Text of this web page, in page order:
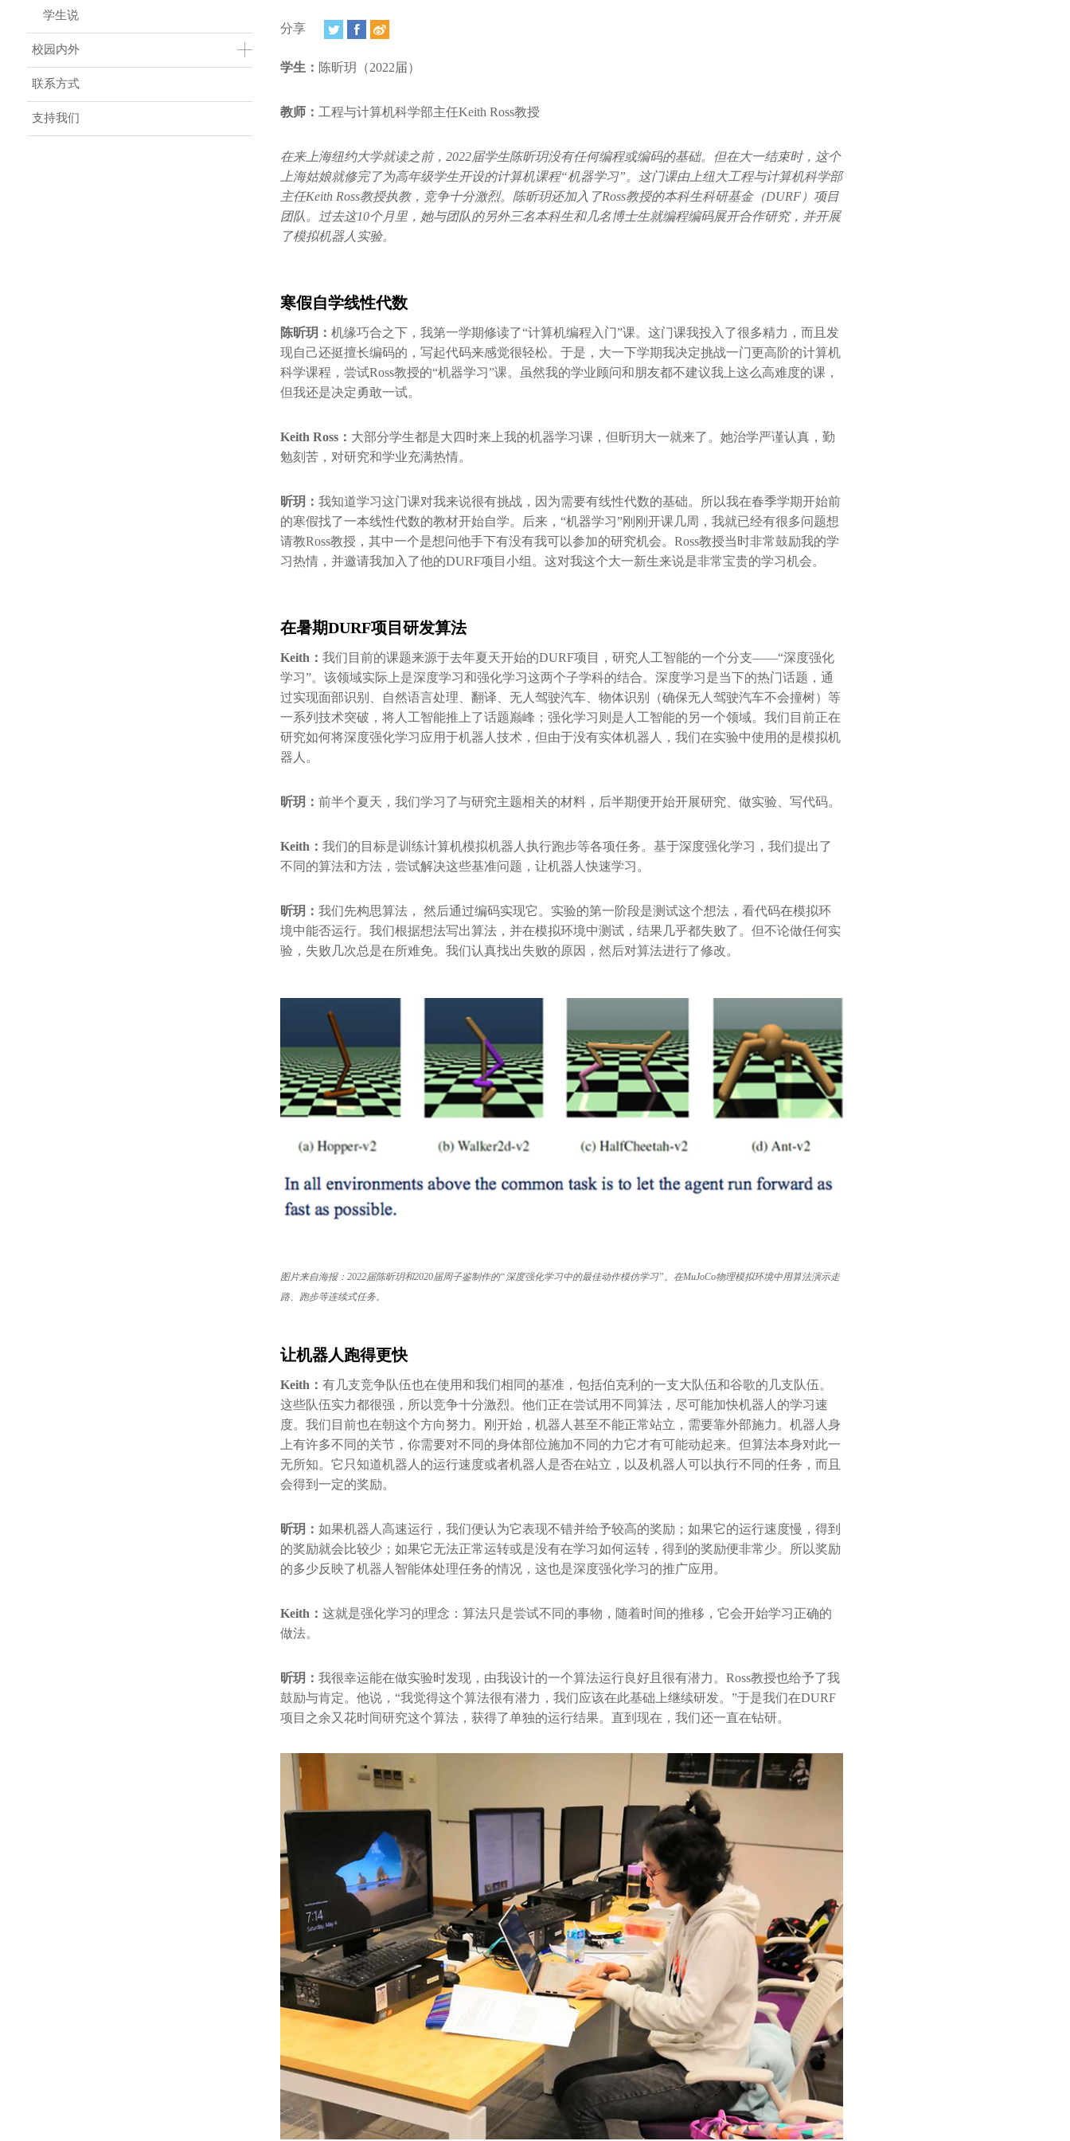
学生说
校园内外
联系方式
支持我们
分享
学生： 陈昕玥（2022届）
教师： 工程与计算机科学部主任Keith Ross教授
在来上海纽约大学就读之前，2022届学生陈昕玥没有任何编程或编码的基础。但在大一结束时，这个
上海姑娘就修完了为高年级学生开设的计算机课程“机器学习”。这门课由上纽大工程与计算机科学部
主任Keith Ross教授执教，竞争十分激烈。陈昕玥还加入了Ross教授的本科生科研基金（DURF）项目
团队。过去这10个月里，她与团队的另外三名本科生和几名博士生就编程编码展开合作研究，并开展
了模拟机器人实验。
寒假自学线性代数
陈昕玥： 机缘巧合之下，我第一学期修读了“计算机编程入门”课。这门课我投入了很多精力，而且发
现自己还挺擅长编码的，写起代码来感觉很轻松。于是，大一下学期我决定挑战一门更高阶的计算机
科学课程，尝试Ross教授的“机器学习”课。虽然我的学业顾问和朋友都不建议我上这么高难度的课，
但我还是决定勇敢一试。
Keith Ross： 大部分学生都是大四时来上我的机器学习课，但昕玥大一就来了。她治学严谨认真，勤
勉刻苦，对研究和学业充满热情。
昕玥： 我知道学习这门课对我来说很有挑战，因为需要有线性代数的基础。所以我在春季学期开始前
的寒假找了一本线性代数的教材开始自学。后来，“机器学习”刚刚开课几周，我就已经有很多问题想
请教Ross教授，其中一个是想问他手下有没有我可以参加的研究机会。Ross教授当时非常鼓励我的学
习热情，并邀请我加入了他的DURF项目小组。这对我这个大一新生来说是非常宝贵的学习机会。
在暑期DURF项目研发算法
Keith： 我们目前的课题来源于去年夏天开始的DURF项目，研究人工智能的一个分支——“深度强化
学习”。该领域实际上是深度学习和强化学习这两个子学科的结合。深度学习是当下的热门话题，通
过实现面部识别、自然语言处理、翻译、无人驾驶汽车、物体识别（确保无人驾驶汽车不会撞树）等
一系列技术突破，将人工智能推上了话题巅峰；强化学习则是人工智能的另一个领域。我们目前正在
研究如何将深度强化学习应用于机器人技术，但由于没有实体机器人，我们在实验中使用的是模拟机
器人。
昕玥： 前半个夏天，我们学习了与研究主题相关的材料，后半期便开始开展研究、做实验、写代码。
Keith： 我们的目标是训练计算机模拟机器人执行跑步等各项任务。基于深度强化学习，我们提出了
不同的算法和方法，尝试解决这些基准问题，让机器人快速学习。
昕玥： 我们先构思算法， 然后通过编码实现它。实验的第一阶段是测试这个想法，看代码在模拟环
境中能否运行。我们根据想法写出算法，并在模拟环境中测试，结果几乎都失败了。但不论做任何实
验，失败几次总是在所难免。我们认真找出失败的原因，然后对算法进行了修改。
图片来自海报：2022届陈昕玥和2020届周子鉴制作的“深度强化学习中的最佳动作模仿学习”。在MuJoCo物理模拟环境中用算法演示走
路、跑步等连续式任务。
让机器人跑得更快
Keith： 有几支竞争队伍也在使用和我们相同的基准，包括伯克利的一支大队伍和谷歌的几支队伍。
这些队伍实力都很强，所以竞争十分激烈。他们正在尝试用不同算法，尽可能加快机器人的学习速
度。我们目前也在朝这个方向努力。刚开始，机器人甚至不能正常站立，需要靠外部施力。机器人身
上有许多不同的关节，你需要对不同的身体部位施加不同的力它才有可能动起来。但算法本身对此一
无所知。它只知道机器人的运行速度或者机器人是否在站立，以及机器人可以执行不同的任务，而且
会得到一定的奖励。
昕玥： 如果机器人高速运行，我们便认为它表现不错并给予较高的奖励；如果它的运行速度慢，得到
的奖励就会比较少；如果它无法正常运转或是没有在学习如何运转，得到的奖励便非常少。所以奖励
的多少反映了机器人智能体处理任务的情况，这也是深度强化学习的推广应用。
Keith： 这就是强化学习的理念：算法只是尝试不同的事物，随着时间的推移，它会开始学习正确的
做法。
昕玥： 我很幸运能在做实验时发现，由我设计的一个算法运行良好且很有潜力。Ross教授也给予了我
鼓励与肯定。他说，“我觉得这个算法很有潜力，我们应该在此基础上继续研发。”于是我们在DURF
项目之余又花时间研究这个算法，获得了单独的运行结果。直到现在，我们还一直在钻研。